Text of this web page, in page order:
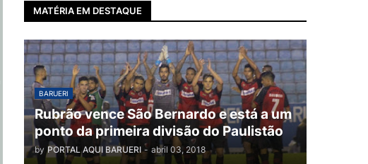
MATÉRIA EM DESTAQUE
BARUERI
Rubrão vence São Bernardo e está a um
ponto da primeira divisão do Paulistão
by PORTAL AQUI BARUERI - abril 03, 2018